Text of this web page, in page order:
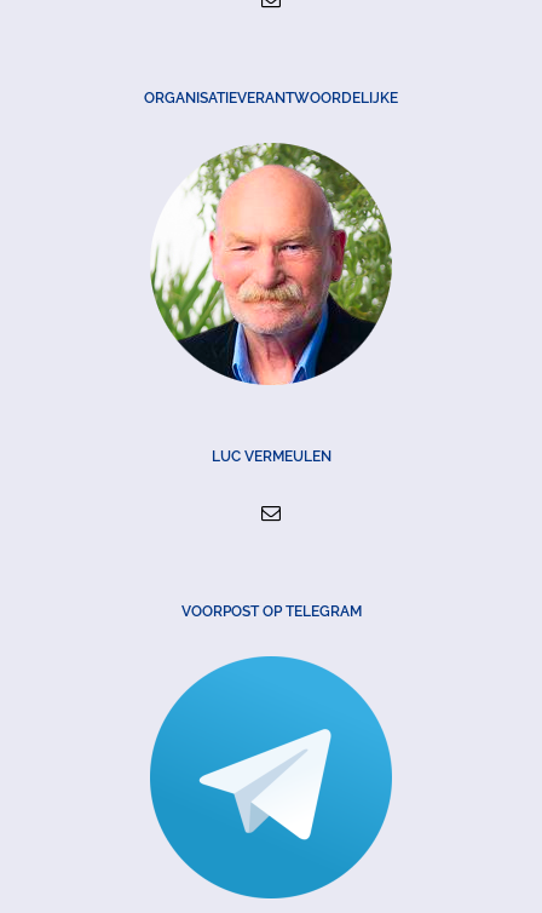
ORGANISATIEVERANTWOORDELIJKE
LUC VERMEULEN
VOORPOST OP TELEGRAM